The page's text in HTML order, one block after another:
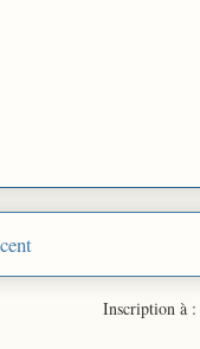
Inscription à :